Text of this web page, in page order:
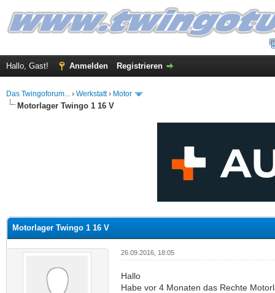
Hallo, Gast! Anmelden Registrieren
Das Twingoforum... › Werkstatt› Motor
Motorlager Twingo 1 16 V
Motorlager Twingo 1 16 V
26.09.2016, 18:05
Hallo
Habe vor 4 Monaten das Rechte